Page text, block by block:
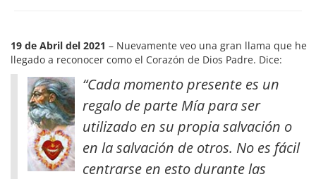
19 de Abril del 2021 – Nuevamente veo una gran llama que he
llegado a reconocer como el Corazón de Dios Padre. Dice:
“Cada momento presente es un
regalo de parte Mía para ser
utilizado en su propia salvación o
en la salvación de otros. No es fácil
centrarse en esto durante las